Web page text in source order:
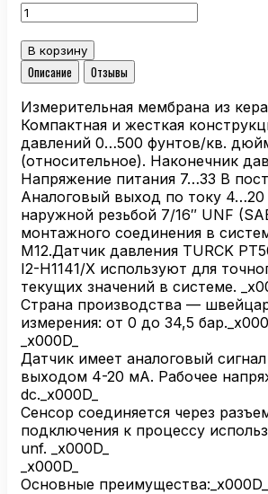
Количество
товара
Датчик
давления
TURCK
PT500PSIG-
1005-
I2-
H1141/X
В корзину
Описание
Отзывы
Измерительная мембрана из
Компактная и жесткая
давлений 0…500 фунтов/кв.
(относительное). Наконечник
Напряжение питания 7…33 В
Аналоговый выход по току
наружной резьбой 7/16″ UNF
монтажного соединения в
M12.Датчик давления TURCK
I2-H1141/X используют для
текущих значений в системе.
Страна производства —
измерения: от 0 до 34,5
_x000D_
Датчик имеет аналоговый
выходом 4-20 мА. Рабочее
dc._x000D_
Сенсор соединяется через
подключения к процессу
unf. _x000D_
_x000D_
Основные преимущества:_x000D_